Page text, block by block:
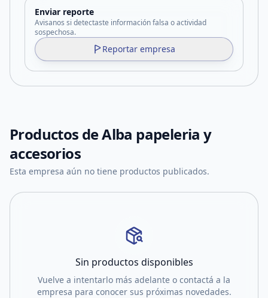
Enviar reporte
Avisanos si detectaste información falsa o actividad
sospechosa.
Reportar empresa
Productos deAlba papeleria y
accesorios
Esta empresa aún no tiene productos publicados.
Sin productos disponibles
Vuelve a intentarlo más adelante o contactá a la
empresa para conocer sus próximas novedades.